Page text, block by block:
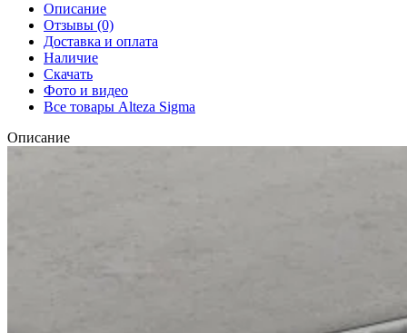
Описание
Отзывы (0)
Доставка и оплата
Наличие
Скачать
Фото и видео
Все товары Alteza Sigma
Описание